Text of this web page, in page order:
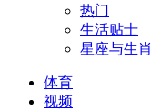
热门
生活贴士
星座与生肖
体育
视频